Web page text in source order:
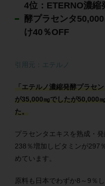
4位：ETERNO濃縮
酵プラセンタ
け40％OFF
引用元：エテルノ
「エテルノ濃縮発酵プラセ
が35,000㎎でしたが50,000
た。
プラセンタエキスを熟成・
238％増加しビタミンが297
めています。
原料も日本でわずか8～9％